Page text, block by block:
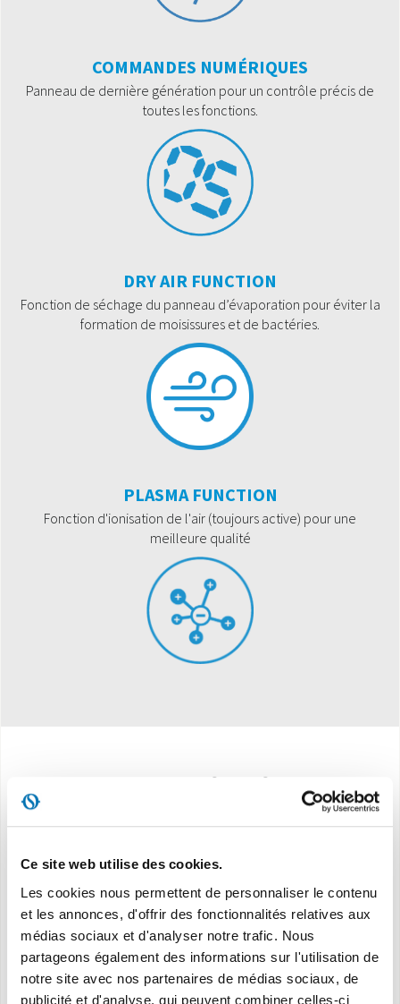
Ce site web utilise des cookies.
Les cookies nous permettent de personnaliser le contenu
et les annonces, d'offrir des fonctionnalités relatives aux
médias sociaux et d'analyser notre trafic. Nous
partageons également des informations sur l'utilisation de
notre site avec nos partenaires de médias sociaux, de
publicité et d'analyse, qui peuvent combiner celles-ci
COMMANDES NUMÉRIQUES
Panneau de dernière génération pour un contrôle précis de
toutes les fonctions.
DRY AIR FUNCTION
Fonction de séchage du panneau d’évaporation pour éviter la
formation de moisissures et de bactéries.
PLASMA FUNCTION
Fonction d'ionisation de l'air (toujours active) pour une
meilleure qualité
Caracteristiques
Consommation électrique maximale : 90W
Débit d'air (maximum) : 1500 m³/h
Vitesse de l'air (maximale) : 8,0 m/s